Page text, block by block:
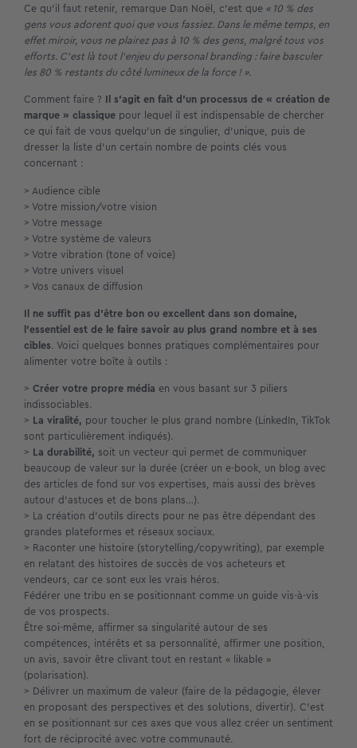
Ce qu’il faut retenir, remarque Dan Noël, c’est que « 10 % des
gens vous adorent quoi que vous fassiez. Dans le même temps, en
effet miroir, vous ne plairez pas à 10 % des gens, malgré tous vos
efforts. C’est là tout l’enjeu du personal branding : faire basculer
les 80 % restants du côté lumineux de la force ! ».
Comment faire ? Il s’agit en fait d’un processus de « création de
marque » classique pour lequel il est indispensable de chercher
ce qui fait de vous quelqu’un de singulier, d’unique, puis de
dresser la liste d’un certain nombre de points clés vous
concernant :
> Audience cible
> Votre mission/votre vision
> Votre message
> Votre système de valeurs
> Votre vibration (tone of voice)
> Votre univers visuel
> Vos canaux de diffusion
Il ne suffit pas d’être bon ou excellent dans son domaine,
l’essentiel est de le faire savoir au plus grand nombre et à ses
cibles. Voici quelques bonnes pratiques complémentaires pour
alimenter votre boîte à outils :
> Créer votre propre média en vous basant sur 3 piliers
indissociables.
> La viralité, pour toucher le plus grand nombre (LinkedIn, TikTok
sont particulièrement indiqués).
> La durabilité, soit un vecteur qui permet de communiquer
beaucoup de valeur sur la durée (créer un e-book, un blog avec
des articles de fond sur vos expertises, mais aussi des brèves
autour d’astuces et de bons plans…).
> La création d’outils directs pour ne pas être dépendant des
grandes plateformes et réseaux sociaux.
> Raconter une histoire (storytelling/copywriting), par exemple
en relatant des histoires de succès de vos acheteurs et
vendeurs, car ce sont eux les vrais héros.
Fédérer une tribu en se positionnant comme un guide vis-à-vis
de vos prospects.
Être soi-même, affirmer sa singularité autour de ses
compétences, intérêts et sa personnalité, affirmer une position,
un avis, savoir être clivant tout en restant « likable »
(polarisation).
> Délivrer un maximum de valeur (faire de la pédagogie, élever
en proposant des perspectives et des solutions, divertir). C’est
en se positionnant sur ces axes que vous allez créer un sentiment
fort de réciprocité avec votre communauté.